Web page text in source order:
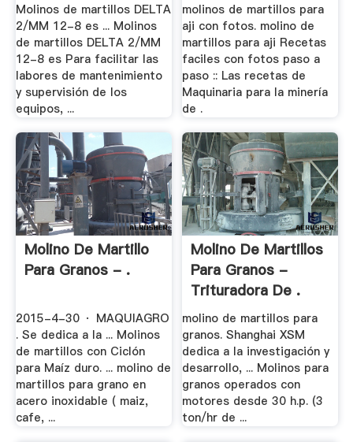
Molinos de martillos DELTA
2/MM 12-8 es ... Molinos
de martillos DELTA 2/MM
12-8 es Para facilitar las
labores de mantenimiento
y supervisión de los
equipos, ...
molinos de martillos para
aji con fotos. molino de
martillos para aji Recetas
faciles con fotos paso a
paso :: Las recetas de
Maquinaria para la minería
de .
Molino De Martillo
Para Granos - .
2015-4-30 · MAQUIAGRO
. Se dedica a la ... Molinos
de martillos con Ciclón
para Maíz duro. ... molino de
martillos para grano en
acero inoxidable ( maiz,
cafe, ...
Molino De Martillos
Para Granos -
Trituradora De .
molino de martillos para
granos. Shanghai XSM
dedica a la investigación y
desarrollo, ... Molinos para
granos operados con
motores desde 30 h.p. (3
ton/hr de ...